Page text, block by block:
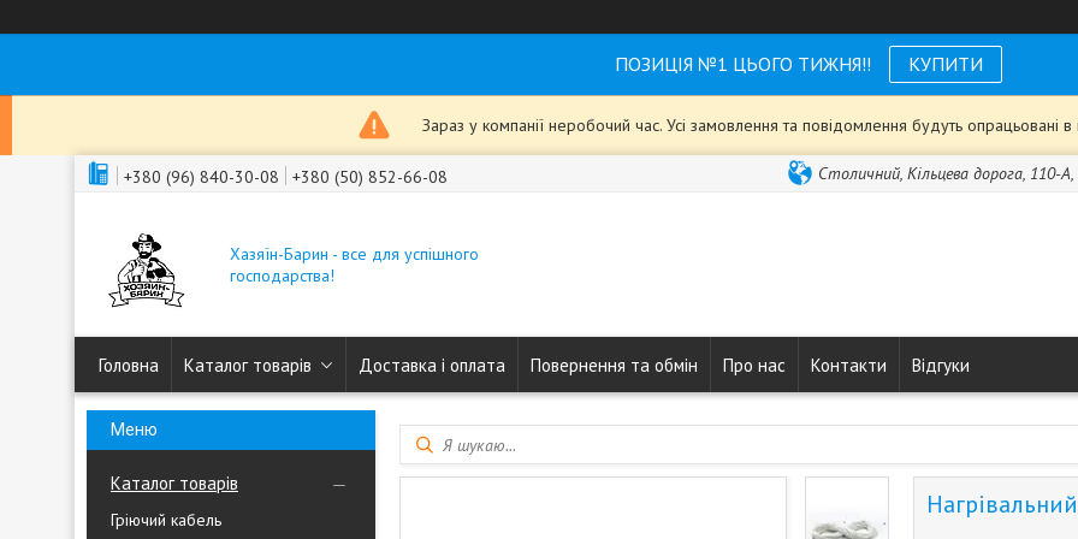
ПОЗИЦІЯ №1 ЦЬОГО ТИЖНЯ!! КУПИТИ
Зараз у компанії неробочий час. Усі замовлення та повідомлення будуть опрацьовані
+380 (96) 840-30-08 +380 (50) 852-66-08 Столичний, Кільцева дорога, 110-А,
Хазяїн-Барин - все для успішного
господарства!
Головна Каталог товарів Доставка і оплата Повернення та обмін Про нас Контакти Відгуки
Каталог товарів
Гріючий кабель